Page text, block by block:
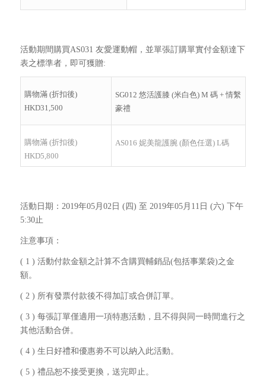
活動期間購買AS031 友愛運動帽，並單張訂購單實付金額達下
表之標準者，即可獲贈:
購物滿 (折扣後)
HKD31,500
SG012 悠活護膝 (米白色) M 碼 + 情繫
豪禮
購物滿 (折扣後)
HKD5,800
AS016 妮美龍護腕 (顏色任選) L碼
活動日期：2019年05月02日 (四) 至 2019年05月11日 (六) 下午
5:30止
注意事項：
( 1 ) 活動付款金額之計算不含購買輔銷品(包括事業袋)之金
額。
( 2 ) 所有發票付款後不得加訂或合併訂單。
( 3 ) 每張訂單僅適用一項特惠活動，且不得與同一時間進行之
其他活動合併。
( 4 ) 生日好禮和優惠劵不可以納入此活動。
( 5 ) 禮品恕不接受更換，送完即止。